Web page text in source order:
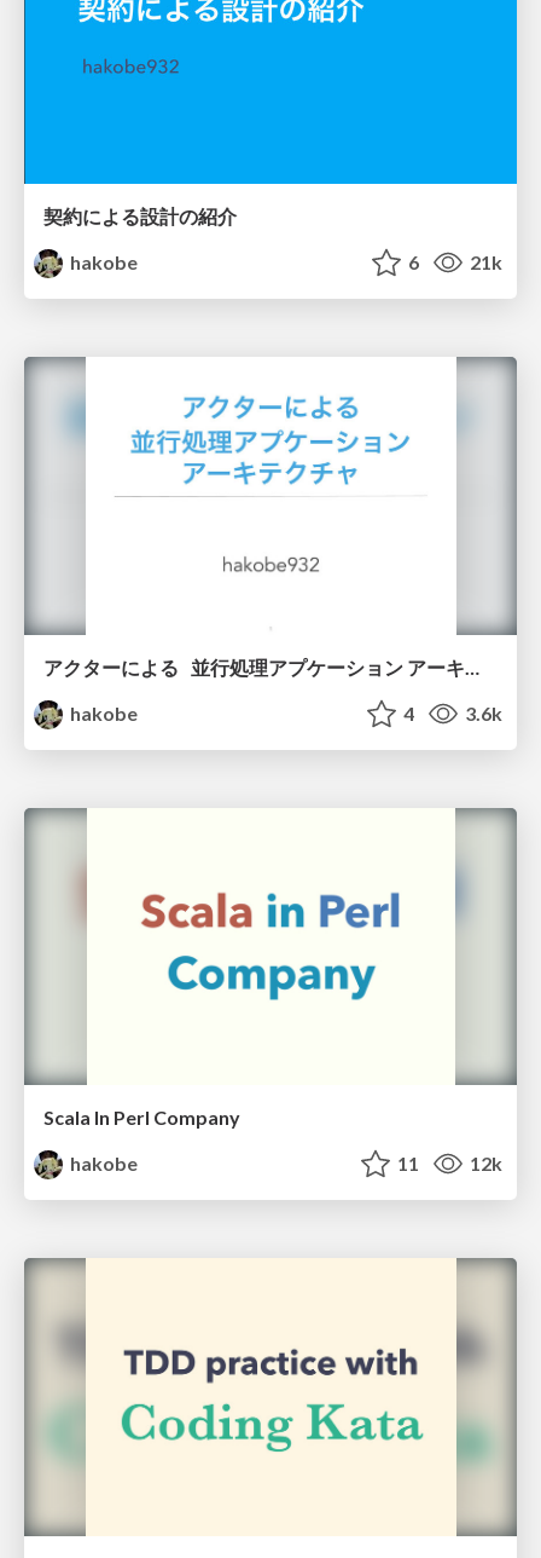
契約による設計の紹介
hakobe
6 21k
アクターによる 並行処理アプケーション アーキテクチャ
hakobe
4 3.6k
Scala In Perl Company
hakobe
11 12k